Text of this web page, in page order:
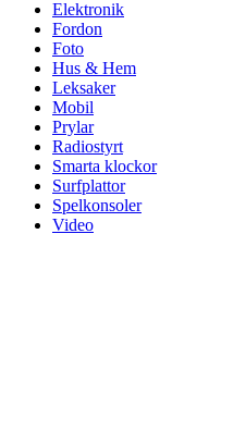
Elektronik
Fordon
Foto
Hus & Hem
Leksaker
Mobil
Prylar
Radiostyrt
Smarta klockor
Surfplattor
Spelkonsoler
Video